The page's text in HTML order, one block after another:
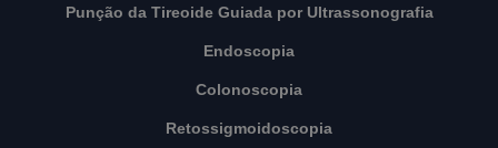
Punção da Tireoide Guiada por Ultrassonografia
Endoscopia
Colonoscopia
Retossigmoidoscopia